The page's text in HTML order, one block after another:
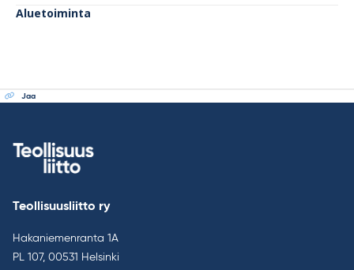
Aluetoiminta
Jaa
Teollisuusliitto ry
Hakaniemenranta 1A
PL 107, 00531 Helsinki